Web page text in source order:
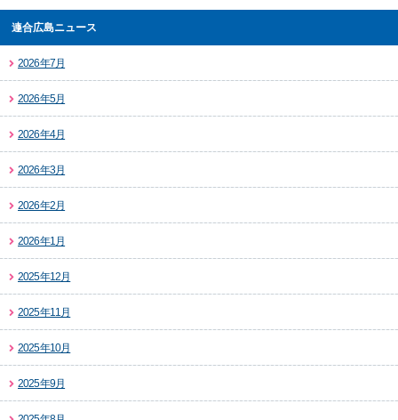
連合広島ニュース
2026年7月
2026年5月
2026年4月
2026年3月
2026年2月
2026年1月
2025年12月
2025年11月
2025年10月
2025年9月